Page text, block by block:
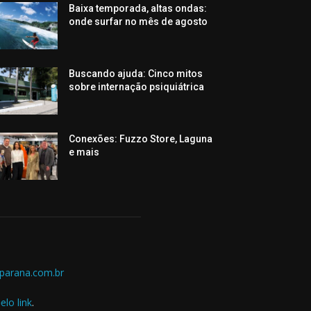
Baixa temporada, altas ondas:
onde surfar no mês de agosto
Buscando ajuda: Cinco mitos
sobre internação psiquiátrica
Conexões: Fuzzo Store, Laguna
e mais
link.